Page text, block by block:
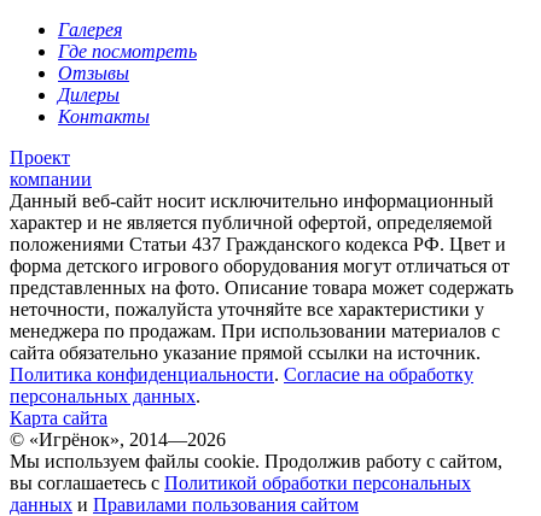
Галерея
Где посмотреть
Отзывы
Дилеры
Контакты
Проект
компании
Данный веб-сайт носит исключительно информационный
характер и не является публичной офертой, определяемой
положениями Статьи 437 Гражданского кодекса РФ. Цвет и
форма детского игрового оборудования могут отличаться от
представленных на фото. Описание товара может содержать
неточности, пожалуйста уточняйте все характеристики у
менеджера по продажам. При использовании материалов с
сайта обязательно указание прямой ссылки на источник.
Политика конфиденциальности. Согласие на обработку
персональных данных.
Карта сайта
© «Игрёнок», 2014—2026
Мы используем файлы cookie. Продолжив работу с сайтом,
вы соглашаетесь с Политикой обработки персональных
данных и Правилами пользования сайтом